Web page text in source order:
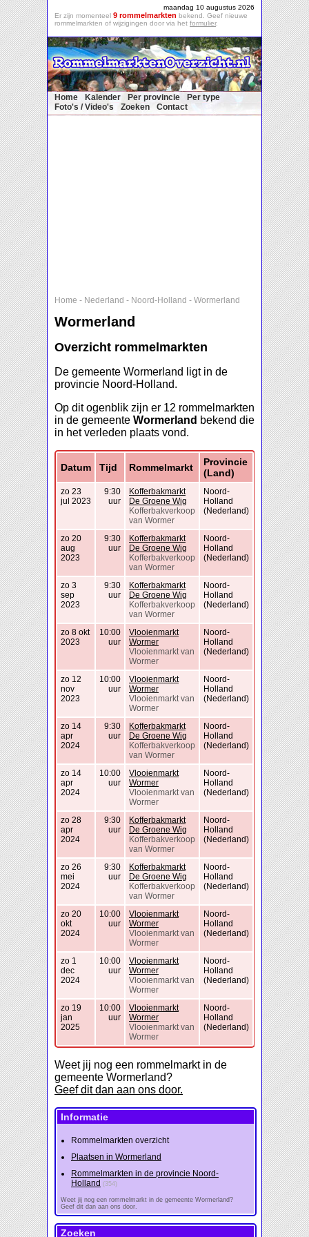
maandag 10 augustus 2026
Er zijn momenteel 9 rommelmarkten bekend. Geef nieuwe
rommelmarkten of wijzigingen door via het formulier.
Home Kalender Per provincie
Per type
Foto's / Video's
Zoeken Contact
Home - Nederland - Noord-Holland - Wormerland
Wormerland
Overzicht rommelmarkten
De gemeente Wormerland ligt in de
provincie Noord-Holland.
Op dit ogenblik zijn er 12 rommelmarkten
in de gemeente Wormerland bekend die
in het verleden plaats vond.
Datum Tijd Rommelmarkt
Provincie
(Land)
zo 23
jul 2023
9:30
uur
Kofferbakmarkt
De Groene Wig
Kofferbakverkoop
van Wormer
Noord-
Holland
(Nederland)
zo 20
aug
2023
9:30
uur
Kofferbakmarkt
De Groene Wig
Kofferbakverkoop
van Wormer
Noord-
Holland
(Nederland)
zo 3
sep
2023
9:30
uur
Kofferbakmarkt
De Groene Wig
Kofferbakverkoop
van Wormer
Noord-
Holland
(Nederland)
zo 8 okt
2023
10:00
uur
Vlooienmarkt
Wormer
Vlooienmarkt van
Wormer
Noord-
Holland
(Nederland)
zo 12
nov
2023
10:00
uur
Vlooienmarkt
Wormer
Vlooienmarkt van
Wormer
Noord-
Holland
(Nederland)
zo 14
apr
2024
9:30
uur
Kofferbakmarkt
De Groene Wig
Kofferbakverkoop
van Wormer
Noord-
Holland
(Nederland)
zo 14
apr
2024
10:00
uur
Vlooienmarkt
Wormer
Vlooienmarkt van
Wormer
Noord-
Holland
(Nederland)
zo 28
apr
2024
9:30
uur
Kofferbakmarkt
De Groene Wig
Kofferbakverkoop
van Wormer
Noord-
Holland
(Nederland)
zo 26
mei
2024
9:30
uur
Kofferbakmarkt
De Groene Wig
Kofferbakverkoop
van Wormer
Noord-
Holland
(Nederland)
zo 20
okt
2024
10:00
uur
Vlooienmarkt
Wormer
Vlooienmarkt van
Wormer
Noord-
Holland
(Nederland)
zo 1
dec
2024
10:00
uur
Vlooienmarkt
Wormer
Vlooienmarkt van
Wormer
Noord-
Holland
(Nederland)
zo 19
jan
2025
10:00
uur
Vlooienmarkt
Wormer
Vlooienmarkt van
Wormer
Noord-
Holland
(Nederland)
Weet jij nog een rommelmarkt in de
gemeente Wormerland?
Geef dit dan aan ons door.
Informatie
Rommelmarkten overzicht
Plaatsen in Wormerland
Rommelmarkten in de provincie Noord-
Holland (354)
Weet jij nog een rommelmarkt in de gemeente Wormerland?
Geef dit dan aan ons door.
Zoeken